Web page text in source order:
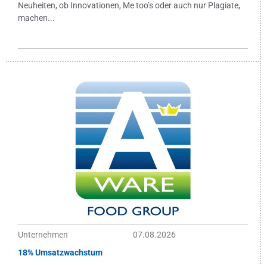
Neuheiten, ob Innovationen, Me too’s oder auch nur Plagiate,
machen...
Unternehmen
07.08.2026
18% Umsatzwachstum